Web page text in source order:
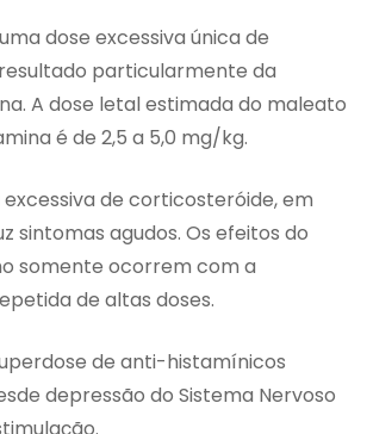
dose excessiva única de
resultado particularmente da
A dose letal estimada do maleato
é de 2,5 a 5,0 mg/kg.
excessiva de corticosteróide, em
sintomas agudos. Os efeitos do
somente ocorrem com a
de altas doses.
de anti-histamínicos
depressão do Sistema Nervoso